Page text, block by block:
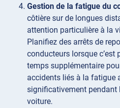
Gestion de la fatigue du
côtière sur de longues
attention particulière à la
Planifiez des arrêts de
conducteurs lorsque c’est
temps supplémentaire
accidents liés à la fatigue
significativement pendant
voiture.